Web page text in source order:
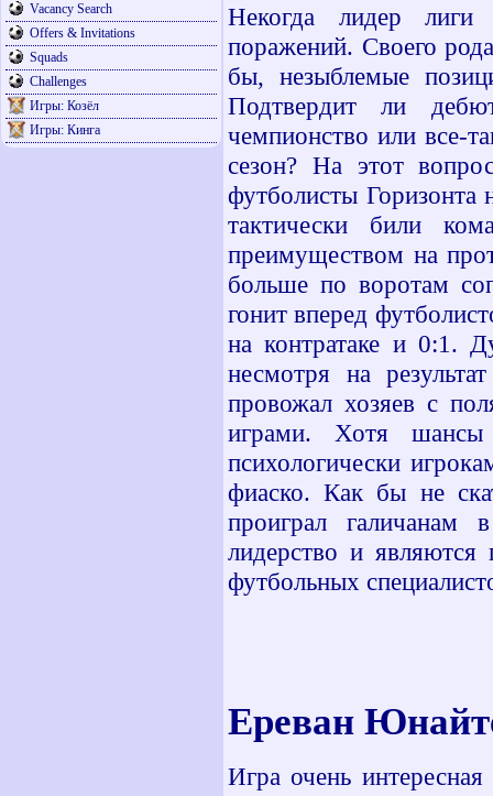
Vacancy Search
Offers & Invitations
Squads
Challenges
Игры: Козёл
Игры: Кинга
Некогда лидер
поражений. Своего
бы, незыблемые
Подтвердит ли
чемпионство или все-
сезон? На этот
футболисты
тактически били
преимуществом на
больше по воротам
гонит вперед
на контратаке и 0:1.
несмотря на
провожал хозяев с
играми. Хотя шансы
психологически
фиаско. Как бы не
проиграл галичанам
лидерство и
футбольных
Ереван
Игра очень